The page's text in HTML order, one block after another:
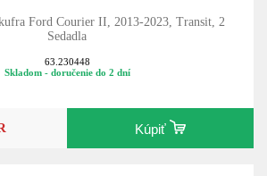
Ford Courier II, 2013-2023, Transit, 2
Sedadla
63.230448
Skladom - doručenie do 2 dní
Kúpiť